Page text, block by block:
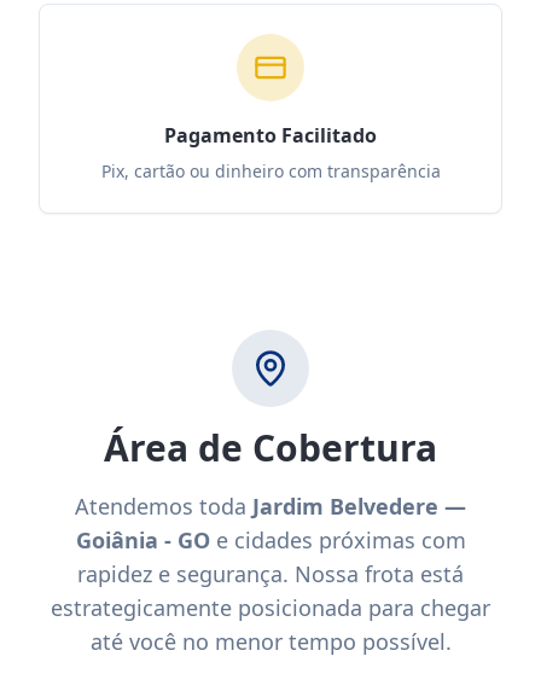
Pagamento Facilitado
Pix, cartão ou dinheiro com transparência
Área de Cobertura
Atendemos toda Jardim Belvedere —
Goiânia - GOe cidades próximas com
rapidez e segurança. Nossa frota está
estrategicamente posicionada para chegar
até você no menor tempo possível.